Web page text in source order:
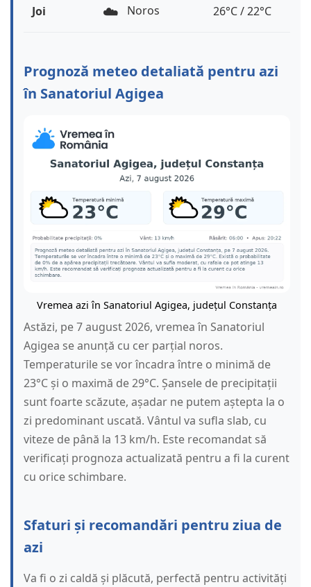
Joi ☁️ Noros 26°C / 22°C
Prognoză meteo detaliată pentru azi
în Sanatoriul Agigea
Vremea azi în Sanatoriul Agigea, județul Constanța
Astăzi, pe 7 august 2026, vremea în Sanatoriul
Agigea se anunță cu cer parțial noros.
Temperaturile se vor încadra între o minimă de
23°C și o maximă de 29°C. Șansele de precipitații
sunt foarte scăzute, așadar ne putem aștepta la o
zi predominant uscată. Vântul va sufla slab, cu
viteze de până la 13 km/h. Este recomandat să
verificați prognoza actualizată pentru a fi la curent
cu orice schimbare.
Sfaturi și recomandări pentru ziua de
azi
Va fi o zi caldă și plăcută, perfectă pentru activități